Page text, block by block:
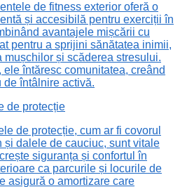
de fitness exterior oferă o
și accesibilă pentru exerciții în
avantajele mișcării cu
pentru a sprijini sănătatea inimii,
mușchilor și scăderea stresului.
ele întăresc comunitatea, creând
de întâlnire activă.
de protecție
de protecție, cum ar fi covorul
și dalele de cauciuc, sunt vitale
siguranța și confortul în
ca parcurile și locurile de
asigură o amortizare care